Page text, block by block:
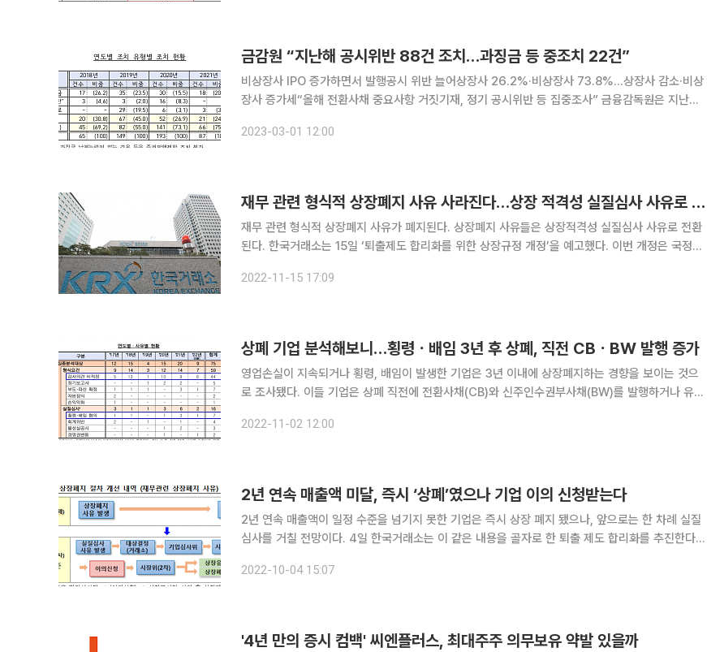
금감원 “지난해 공시위반 88건 조치…과징금 등 중조치 22건”
비상장사 IPO 증가하면서 발행공시 위반 늘어상장사 26.2%·비상장사 73.8%…상장사 감소·비상
장사 증가세“올해 전환사채 중요사항 거짓기재, 정기 공시위반 등 집중조사” 금융감독원은 지난해
발행공시 28건, 정기공시 35건, 주요사항공시 18건, 기타
2023-03-01 12:00
재무 관련 형식적 상장폐지 사유 사라진다…상장 적격성 실질심사 사유로 전환
재무 관련 형식적 상장폐지 사유가 폐지된다. 상장폐지 사유들은 상장적격성 실질심사 사유로 전환
된다. 한국거래소는 15일 ‘퇴출제도 합리화를 위한 상장규정 개정’을 예고했다. 이번 개정은 국정과
화 방안’ 중 일부 방안 시행을 위한 것이라고 거래소는 설명했다.
2022-11-15 17:09
상폐 기업 분석해보니…횡령ㆍ배임 3년 후 상폐, 직전 CBㆍBW 발행 증가
영업손실이 지속되거나 횡령, 배임이 발생한 기업은 3년 이내에 상장폐지하는 경향을 보이는 것으
로 조사됐다. 이들 기업은 상폐 직전에 전환사채(CB)와 신주인수권부사채(BW)를 발행하거나 유상
과 코스닥 시장에서 상폐된 기업은 75개 사다. 금감원이 이 회사
2022-11-02 12:00
2년 연속 매출액 미달, 즉시 ‘상폐’였으나 기업 이의 신청받는다
2년 연속 매출액이 일정 수준을 넘기지 못한 기업은 즉시 상장 폐지 됐으나, 앞으로는 한 차례 실질
심사를 거칠 전망이다. 4일 한국거래소는 이 같은 내용을 골자로 한 퇴출 제도 합리화를 추진한다고
제 중 하나다. 현행대로라면 유가증권시장 상장 기업은
2022-10-04 15:07
'4년 만의 증시 컴백' 씨엔플러스, 최대주주 의무보유 약발 있을까